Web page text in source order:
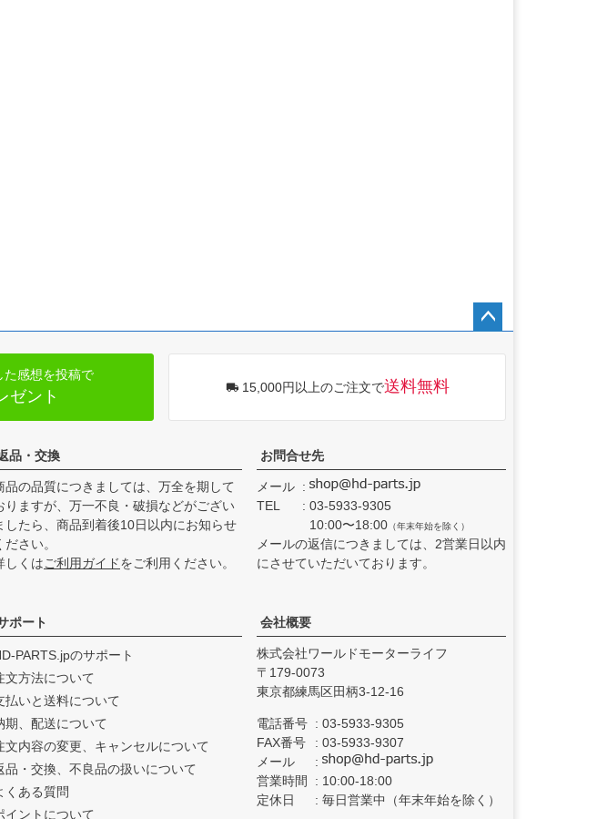
た感想を投稿で
ゼント 15,000円以上のご注文で送料無料
品・交換
品の品質につきましては、万全を期して
りますが、万一不良・破損などがござい
したら、商品到着後10日以内にお知らせ
ださい。
しくはご利用ガイドをご利用ください。
お問合せ先
メール
TEL
03-5933-9305
10:00〜18:00 （年末年始を除く）
メールの返信につきましては、2営業日以内
にさせていただいております。
ポート
PARTS.jpのサポート
文方法について
払いと送料について
期、配送について
文内容の変更、キャンセルについて
品・交換、不良品の扱いについて
くある質問
イントについて
会社概要
株式会社ワールドモーターライフ
179-0073
東京都練馬区田柄3-12-16
電話番号
03-5933-9305
FAX番号
03-5933-9307
メール
営業時間
10:00-18:00
定休日
毎日営業中（年末年始を除く）